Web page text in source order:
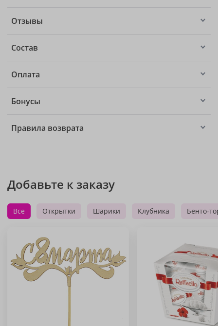
Отзывы
Состав
Оплата
Бонусы
Правила возврата
Добавьте к заказу
Все Открытки Шарики Клубника Бенто-